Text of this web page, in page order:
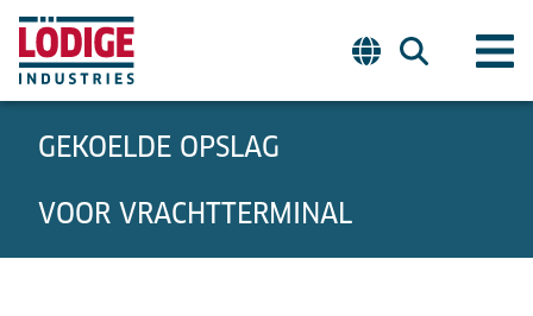
GEKOELDE OPSLAG
VOOR VRACHTTERMINAL